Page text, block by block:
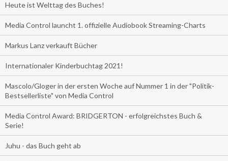
Heute ist Welttag des Buches!
Media Control launcht 1. offizielle Audiobook Streaming-Charts
Markus Lanz verkauft Bücher
Internationaler Kinderbuchtag 2021!
Mascolo/Gloger in der ersten Woche auf Nummer 1 in der "Politik-
Bestsellerliste" von Media Control
Media Control Award: BRIDGERTON - erfolgreichstes Buch &
Serie!
Juhu - das Buch geht ab